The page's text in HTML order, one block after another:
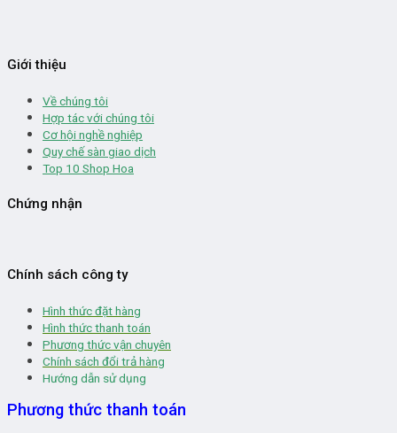
Giới thiệu
Về chúng tôi
Hợp tác với chúng tôi
Cơ hội nghề nghiệp
Quy chế sàn giao dịch
Top 10 Shop Hoa
Chứng nhận
Chính sách công ty
Hình thức đặt hàng
Hình thức thanh toán
Phương thức vận chuyên
Chính sách đổi trả hàng
Hướng dẫn sử dụng
Phương thức thanh toán